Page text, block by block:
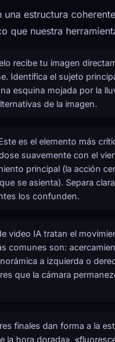
estructura
que nuestra
recibe tu imagen
Identifica el sujeto
esquina mojada por la
de la imagen.
es el elemento más
suavemente con el
principal (la acción
se asienta). Separa
los confunden.
video IA tratan el
comunes son:
a izquierda o
que la cámara
finales dan forma a la
la hora dorada»,